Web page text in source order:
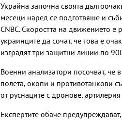
Украйна започна своята
месеци наред се подготвяше и
CNBC. Скоростта на движението
украинците да сочат, че това е
изградят три защитни линии по
Военни анализатори посочват, че
полета, окопи и противотанкови
от руснаците с дронове,
Експертите обаче